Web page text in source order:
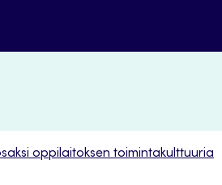
oppilaitoksen toimintakulttuuria